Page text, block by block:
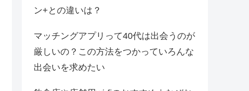
ン+との違いは？
マッチングアプリって40代は出会うのが
厳しいの？この方法をつかっていろんな
出会いを求めたい